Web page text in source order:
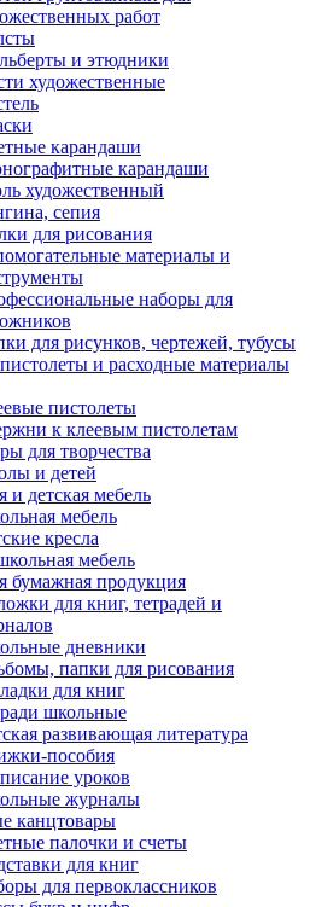
работ
и этюдники
художественные
карандаши
карандаши
художественный
сепия
для рисования
материалы и
наборы для
для рисунков, чертежей, тубусы
и расходные материалы
пистолеты
к клеевым пистолетам
для творчества
и детей
и детская мебель
мебель
кресла
мебель
бумажная продукция
для книг, тетрадей и
дневники
папки для рисования
для книг
школьные
развивающая литература
пособия
уроков
журналы
канцтовары
палочки и счеты
для книг
для первоклассников